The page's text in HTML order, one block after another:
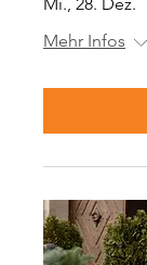
Mehr Infos